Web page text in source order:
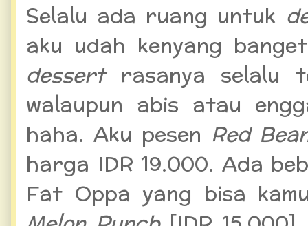
Selalu ada ruang untuk
aku udah kenyang
dessert rasanya selalu
walaupun abis atau
haha. Aku pesen Red
harga IDR 19.000. Ada
Fat Oppa yang bisa